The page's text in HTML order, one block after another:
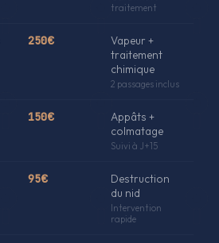
traitement
250€
Vapeur +
traitement
chimique
2 passages inclus
150€
Appâts +
colmatage
Suivi à J+15
95€
Destruction
du nid
Intervention
rapide